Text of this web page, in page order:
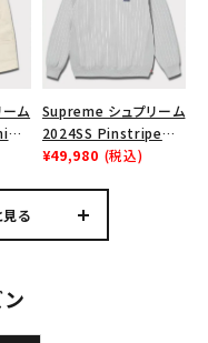
ム
Supreme シュプリーム
2024SS Pinstripe
Crewneck ピンストラ
¥49,980 (税込)
見る